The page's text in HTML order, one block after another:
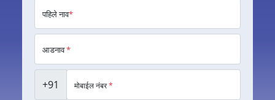
पहिले नाव*
आडनाव*
+91 मोबाईल नंबर*